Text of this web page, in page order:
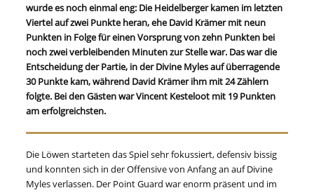
wurde es noch einmal eng: Die Heidelberger kamen im letzten
Viertel auf zwei Punkte heran, ehe David Krämer mit neun
Punkten in Folge für einen Vorsprung von zehn Punkten bei
noch zwei verbleibenden Minuten zur Stelle war. Das war die
Entscheidung der Partie, in der Divine Myles auf überragende
30 Punkte kam, während David Krämer ihm mit 24 Zählern
folgte. Bei den Gästen war Vincent Kesteloot mit 19 Punkten
am erfolgreichsten.
Die Löwen starteten das Spiel sehr fokussiert, defensiv bissig
und konnten sich in der Offensive von Anfang an auf Divine
Myles verlassen. Der Point Guard war enorm präsent und im